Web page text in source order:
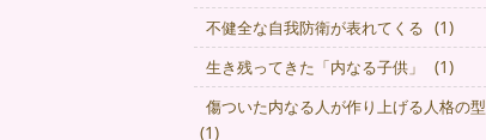
不健全な自我防衛が表れてくる (1)
生き残ってきた「内なる子供」 (1)
傷ついた内なる人が作り上げる人格の型
(1)